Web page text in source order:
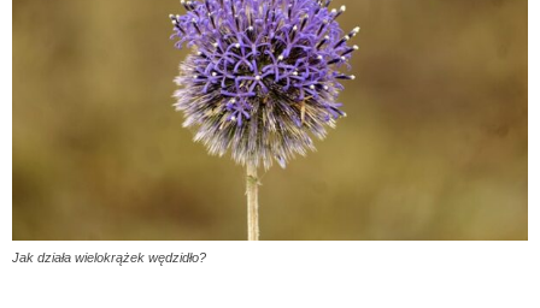
Jak działa wielokrążek wędzidło?